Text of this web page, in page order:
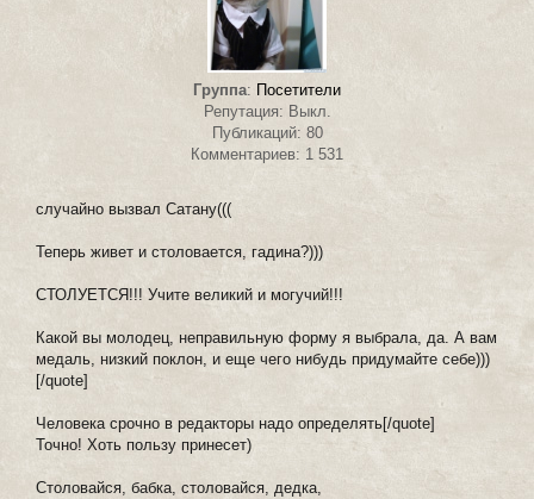
Группа: Посетители
Репутация: Выкл.
Публикаций: 80
Комментариев: 1 531
случайно вызвал Сатану(((
Теперь живет и столовается, гадина?)))
СТОЛУЕТСЯ!!! Учите великий и могучий!!!
Какой вы молодец, неправильную форму я выбрала, да. А вам
медаль, низкий поклон, и еще чего нибудь придумайте себе)))
[/quote]
Человека срочно в редакторы надо определять[/quote]
Точно! Хоть пользу принесет)
Столовайся, бабка, столовайся, дедка,